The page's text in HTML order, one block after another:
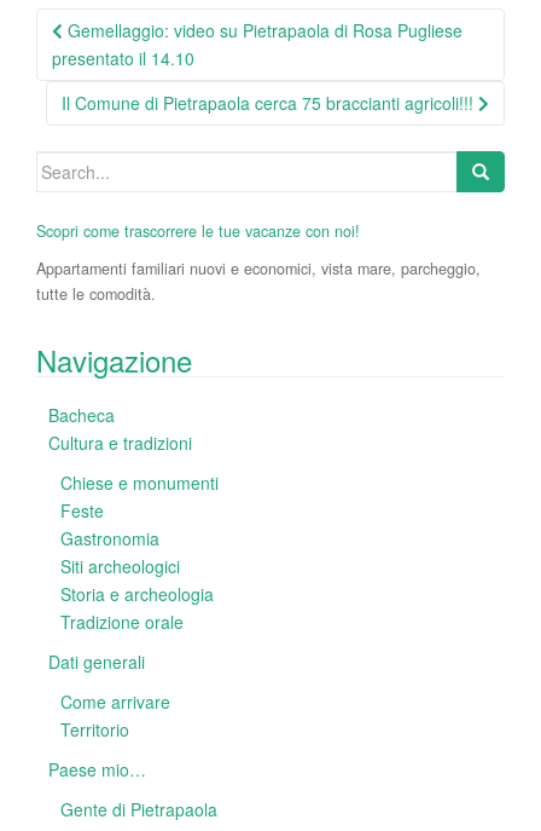
Post
navigation
Gemellaggio: video su Pietrapaola di Rosa Pugliese
presentato il 14.10
Il Comune di Pietrapaola cerca 75 braccianti agricoli!!!
Search
Scopri come trascorrere le tue vacanze con noi!
Appartamenti familiari nuovi e economici, vista mare, parcheggio,
tutte le comodità.
Navigazione
Bacheca
Cultura e tradizioni
Chiese e monumenti
Feste
Gastronomia
Siti archeologici
Storia e archeologia
Tradizione orale
Dati generali
Come arrivare
Territorio
Paese mio…
Gente di Pietrapaola